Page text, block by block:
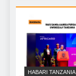
HABARI TANZANIA